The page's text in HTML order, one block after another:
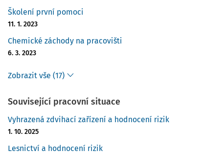
Školení první pomoci
11. 1. 2023
Chemické záchody na pracovišti
6. 3. 2023
Zobrazit vše (17)
Související pracovní situace
Vyhrazená zdvihací zařízení a hodnocení rizik
1. 10. 2025
Lesnictví a hodnocení rizik